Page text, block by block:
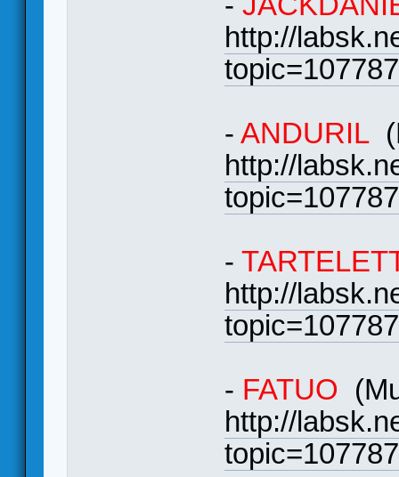
http://
- ANDURIL
http://
-
http://
- FATUO
http://